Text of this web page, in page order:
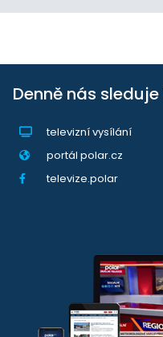
Denně nás sleduje
televizní vysílání
portál polar.cz
televize.polar